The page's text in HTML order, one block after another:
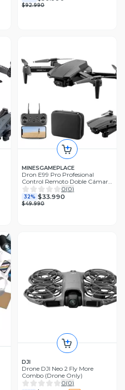
$92.990
MINESGAMEPLACE
Dron E99 Pro Profesional
Control Remoto Doble Cámara
4k Hd
0(0)
32% $33.990
$49.990
DJI
Drone DJI Neo 2 Fly More
Combo (Drone Only)
0(0)